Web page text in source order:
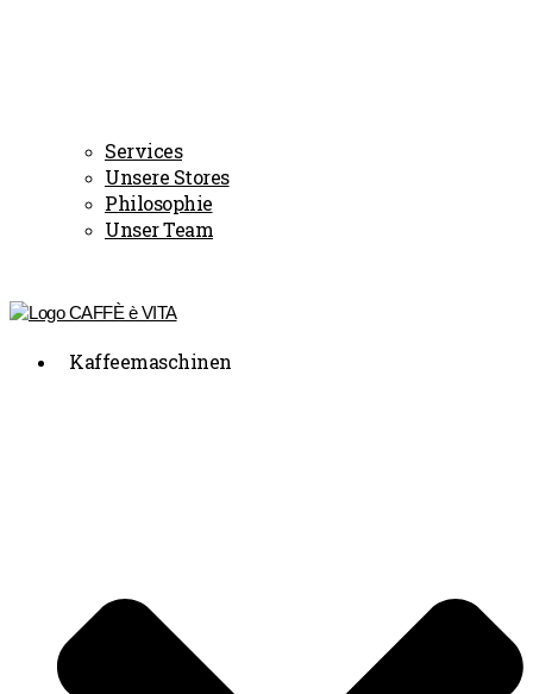
Services
Unsere Stores
Philosophie
Unser Team
Kaffeemaschinen